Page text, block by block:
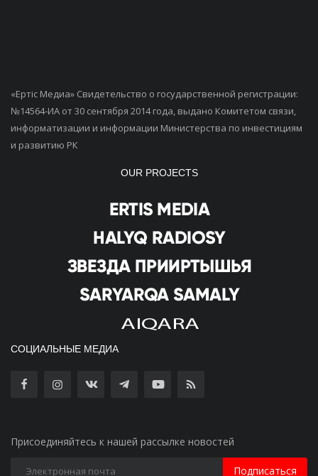
«Ертiс Медиа» Свидетельство о государственной регистрации:
№14564-ИА от 30 сентября 2014 года, выдано Комитетом связи,
информатизации и информации Министерства по инвестициям
и развитию РК
OUR PROJECTS
СОЦИАЛЬНЫЕ МЕДИА
Присоединяйтесь к нашей рассылке новостей
Подписаться